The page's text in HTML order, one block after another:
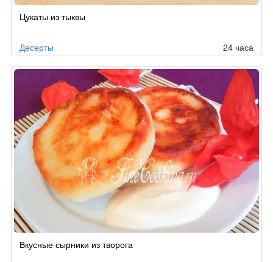
Цукаты из тыквы
Десерты 24 часа
Вкусные сырники из творога